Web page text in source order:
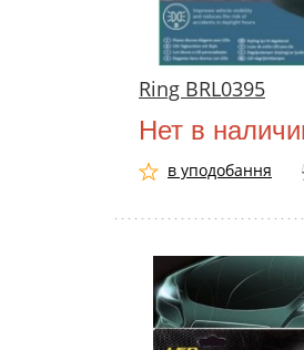
Ring BRL0395
Нет в
в уподобання